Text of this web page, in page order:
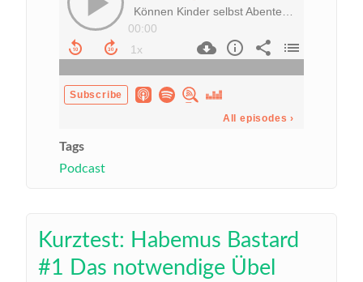
Tags
Podcast
Kurztest: Habemus Bastard
#1 Das notwendige Übel